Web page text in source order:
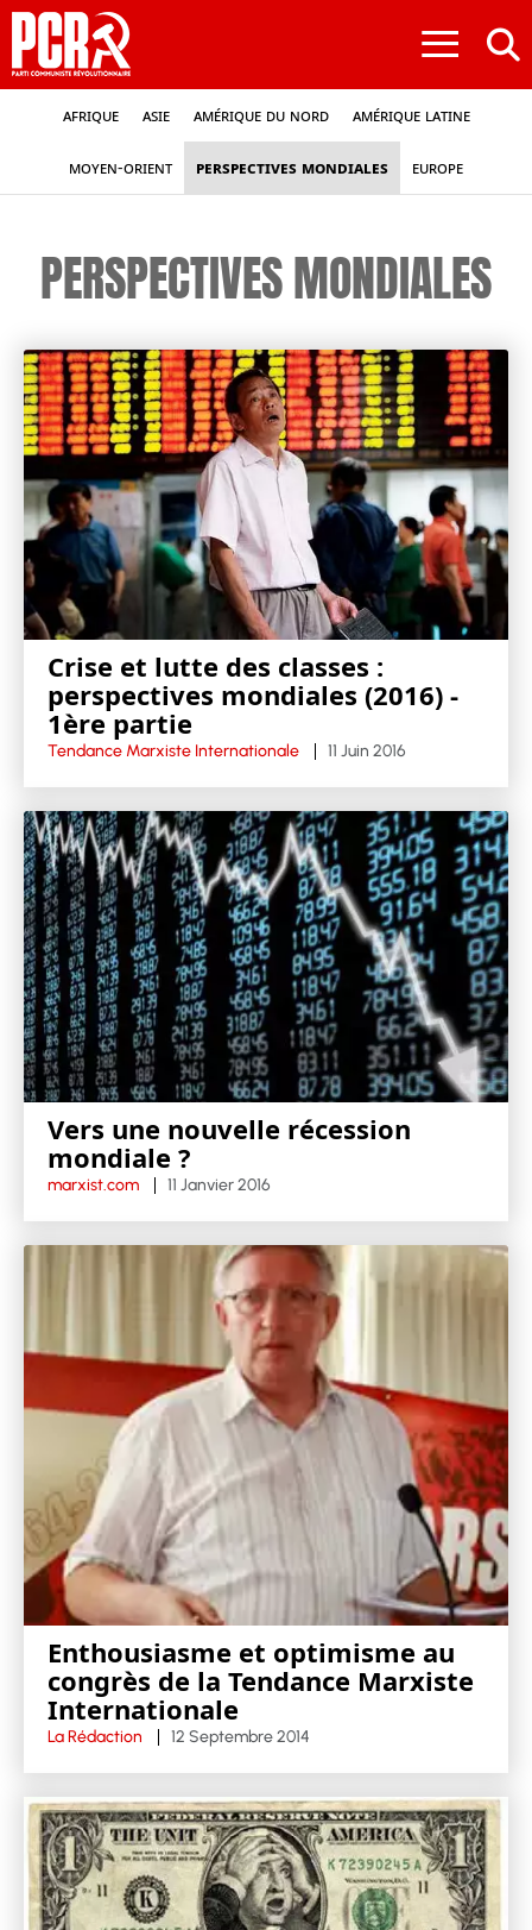
≡
Afrique Asie Amérique du nord Amérique latine
Moyen-Orient Perspectives mondiales Europe
PERSPECTIVES MONDIALES
Crise et lutte des classes :
perspectives mondiales (2016) -
1ère partie
Tendance Marxiste Internationale 11 Juin 2016
Vers une nouvelle récession
mondiale ?
marxist.com 11 Janvier 2016
Enthousiasme et optimisme au
congrès de la Tendance Marxiste
Internationale
La Rédaction 12 Septembre 2014